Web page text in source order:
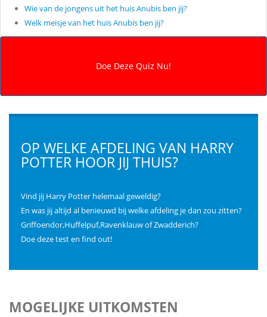
Wie van de jongens uit het huis Anubis ben jij?
Welk meisje van het huis Anubis ben jij?
OP WELKE AFDELING VAN HARRY
POTTER HOOR JIJ THUIS?
Vind jij Harry Potter helemaal geweldig?
En was jij altijd al benieuwd bij welke afdeling je dan zou zitten?
Griffoendor,Huffelpuf,Ravenklauw of Zwadderich?
Doe deze test en find out!
MOGELIJKE UITKOMSTEN